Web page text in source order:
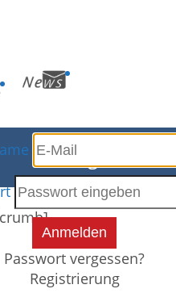
Anmelden
Passwort vergessen?
Registrierung
Programm